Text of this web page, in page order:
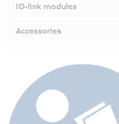
IO-link modules
Accessories